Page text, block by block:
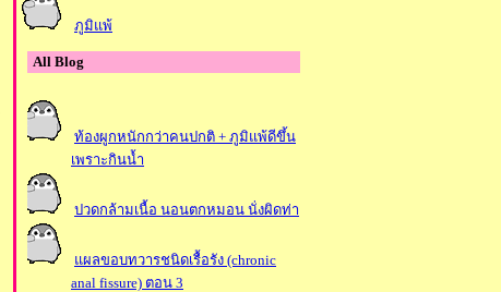
ภูมิแพ้
All Blog
ท้องผูกหนักกว่าคนปกติ + ภูมิแพ้ดีขึ้น
เพราะกินน้ำ
ปวดกล้ามเนื้อ นอนตกหมอน นั่งผิดท่า
ผลขอบทวารชนิดเรื้อรัง (chronic
anal fissure) ตอน 3